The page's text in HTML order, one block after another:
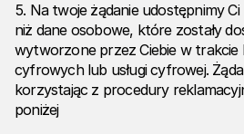
5. Na twoje żądanie udostępnimy Ci
niż dane osobowe, które zostały
wytworzone przez Ciebie w trakcie
cyfrowych lub usługi cyfrowej.
korzystając z procedury
poniżej